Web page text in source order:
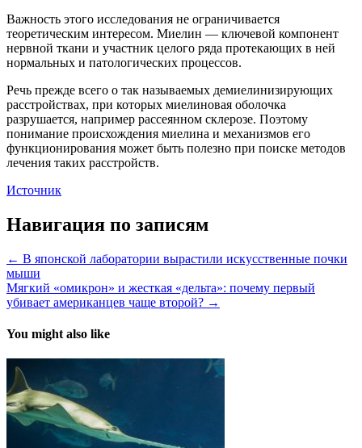
Важность этого исследования не ограничивается
теоретическим интересом. Миелин — ключевой компонент
нервной ткани и участник целого ряда протекающих в ней
нормальных и патологических процессов.
Речь прежде всего о так называемых демиелинизирующих
расстройствах, при которых миелиновая оболочка
разрушается, например рассеянном склерозе. Поэтому
понимание происхождения миелина и механизмов его
функционирования может быть полезно при поиске методов
лечения таких расстройств.
Источник
Навигация по записям
← В японской лаборатории вырастили искусственные почки
мыши
Мягкий «омикрон» и жесткая «дельта»: почему первый
убивает американцев чаще второй? →
You might also like